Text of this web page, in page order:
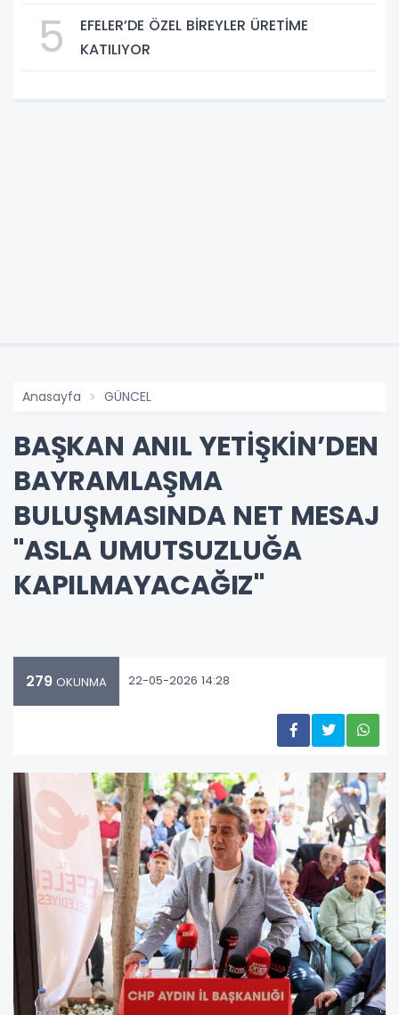
5
EFELER’DE ÖZEL BİREYLER ÜRETİME
KATILIYOR
Anasayfa GÜNCEL
BAŞKAN ANIL YETİŞKİN’DEN
BAYRAMLAŞMA
BULUŞMASINDA NET MESAJ
"ASLA UMUTSUZLUĞA
KAPILMAYACAĞIZ"
279 OKUNMA 22-05-2026 14:28